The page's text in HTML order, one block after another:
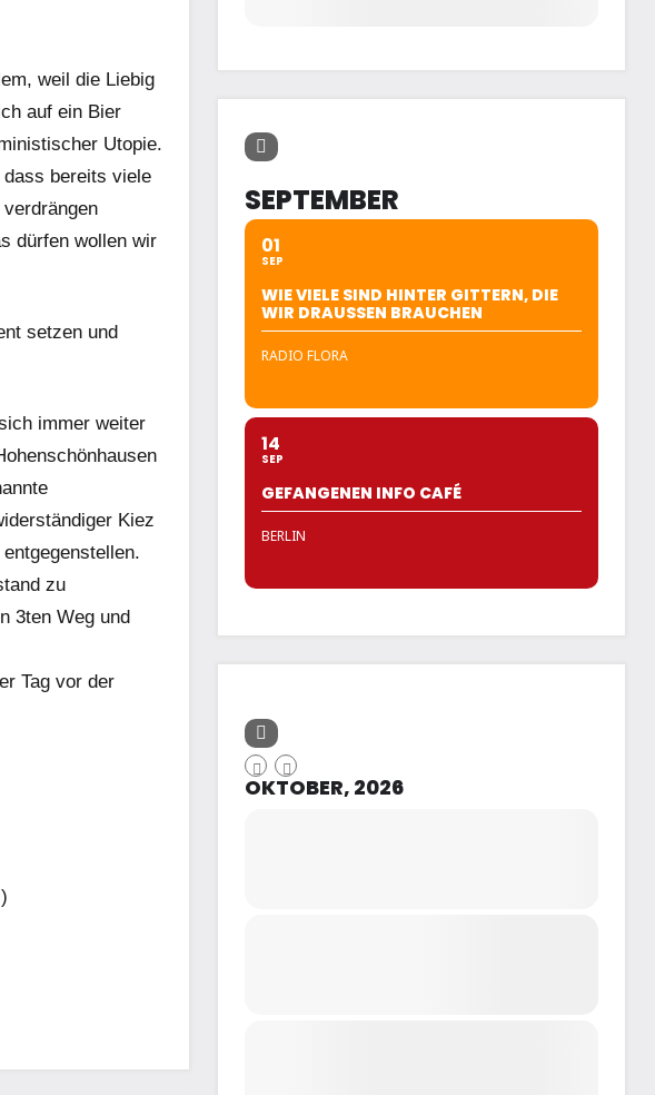
weil die Liebig
auf ein Bier
Utopie.
bereits viele
dürfen wollen wir
setzen und
immer weiter
Kiez
zu
3ten Weg und
Tag vor der
SEPTEMBER
01
SEP
WIE VIELE SIND HINTER GITTERN, DIE
WIR DRAUSSEN BRAUCHEN
RADIO FLORA
14
SEP
GEFANGENEN INFO CAFÉ
BERLIN
OKTOBER, 2026